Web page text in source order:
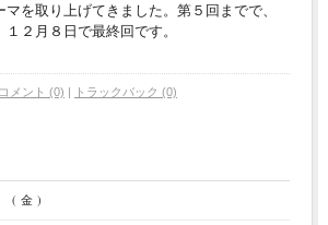
を取り上げてきました。第５回までで、
２月８日で最終回です。
コメント (0) | トラックバック (0)
(金)